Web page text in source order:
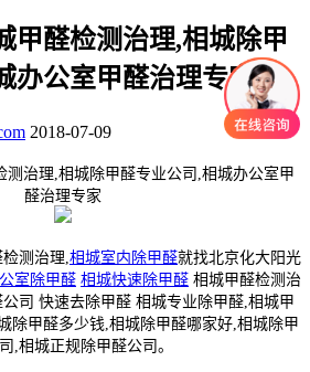
甲醛检测治理,相城除甲
办公室甲醛治理专家
2018-07-09
测治理, 相城室内除甲醛就找北京化大阳光
室除甲醛 相城快速除甲醛 相城甲醛检测治
司 快速去除甲醛 相城专业除甲醛,相城甲
除甲醛多少钱,相城除甲醛哪家好,相城除甲
,相城正规除甲醛公司。